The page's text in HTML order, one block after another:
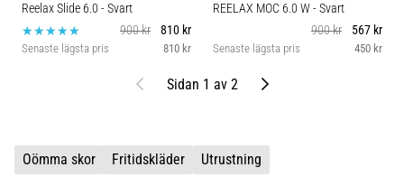
Reelax Slide 6.0 - Svart
900 kr
810 kr
Senaste lägsta pris 810 kr
REELAX MOC 6.0 W- Svart
900 kr
567 kr
Senaste lägsta pris 450 kr
Föregående
Sidan 1 av 2 Nästa
Oömma skor Fritidskläder Utrustning